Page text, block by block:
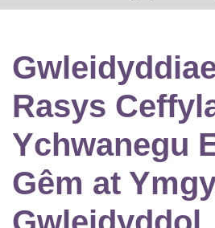
Rasys
Ychwanegu
Gêm at